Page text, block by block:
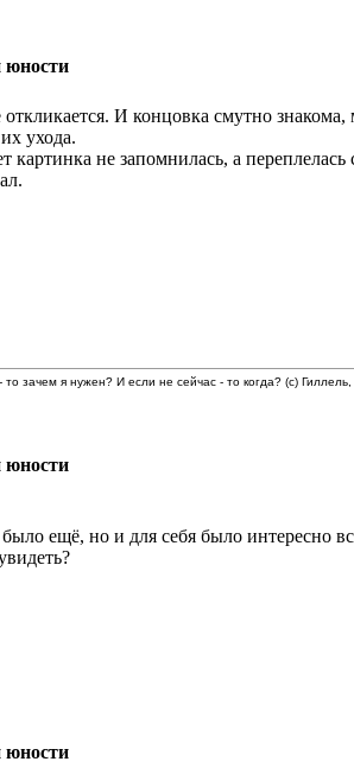
юности
И концовка смутно
ухода.
картинка не запомнилась, а
зачем я нужен? И если не сейчас - то когда? (с)
юности
ещё, но и для себя было интересно
юности